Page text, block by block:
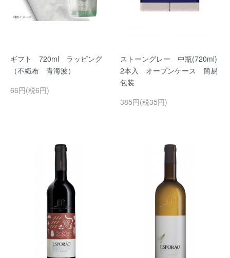
ギフト 720ml ラッピング
（不織布 青海波）
66円(税6円)
ストーングレー 中瓶(720ml)
2本入 オープンケース 簡易
包装
385円(税35円)